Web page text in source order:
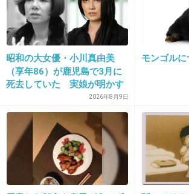
何事かと思ったらこの件だった。
+120
22. 匿名 2026/07/07(火) 22:40:54
いていないコメントが多いあた
ゃんだわ
1件の返信
+53
昭和の大女優・小川真由美
（享年86）が鹿児島で3月に
死去していた 実娘が明かす
「毒母」の素顔と空白の晩年
2026年8月9日
モンゴルに